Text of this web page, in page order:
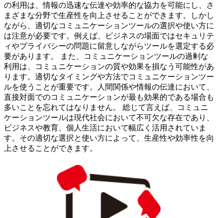
の利用は、情報の迅速な伝達や効率的な協力を可能にし、さ
まざまな分野で生産性を向上させることができます。しかし
ながら、適切なコミュニケーションツールの選択や使い方に
は注意が必要です。例えば、ビジネスの場面ではセキュリテ
ィやプライバシーの問題に留意しながらツールを選定する必
要があります。 また、コミュニケーションツールの過剰な
利用は、コミュニケーションの質や効果を損なう可能性があ
ります。適切なタイミングや方法でコミュニケーションツー
ルを使うことが重要です。人間関係や情報の伝達において、
直接対面でのコミュニケーションが最も効果的である場合も
多いことを忘れてはなりません。 総じて言えば、コミュニ
ケーションツールは現代社会において不可欠な存在であり、
ビジネスや教育、個人生活において幅広く活用されていま
す。その適切な選択と使い方によって、生産性や効率性を向
上させることができます。